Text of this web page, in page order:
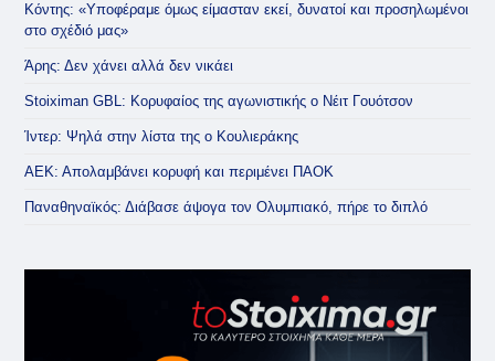
Κόντης: «Υποφέραμε όμως είμασταν εκεί, δυνατοί και προσηλωμένοι
στο σχέδιό μας»
Άρης: Δεν χάνει αλλά δεν νικάει
Stoiximan GBL: Κορυφαίος της αγωνιστικής ο Νέιτ Γουότσον
Ίντερ: Ψηλά στην λίστα της ο Κουλιεράκης
ΑΕΚ: Απολαμβάνει κορυφή και περιμένει ΠΑΟΚ
Παναθηναϊκός: Διάβασε άψογα τον Ολυμπιακό, πήρε το διπλό